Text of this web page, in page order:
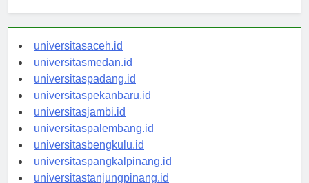
universitasaceh.id
universitasmedan.id
universitaspadang.id
universitaspekanbaru.id
universitasjambi.id
universitaspalembang.id
universitasbengkulu.id
universitaspangkalpinang.id